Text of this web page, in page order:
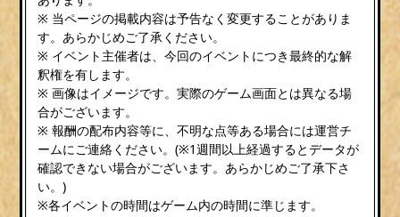
※ 当ページの掲載内容は予告なく変更することがありま
す。あらかじめご了承ください。
※ イベント主催者は、今回のイベントにつき最終的な解
釈権を有します。
※ 画像はイメージです。実際のゲーム画面とは異なる場
合がございます。
※ 報酬の配布内容等に、不明な点等ある場合には運営チ
ームにご連絡ください。(※1週間以上経過するとデータが
確認できない場合がございます。あらかじめご了承下さ
い。)
※各イベントの時間はゲーム内の時間に準じます。